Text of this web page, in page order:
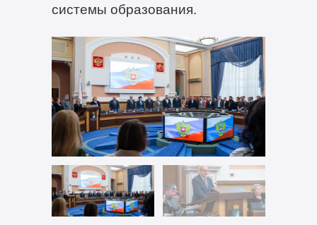
системы образования.